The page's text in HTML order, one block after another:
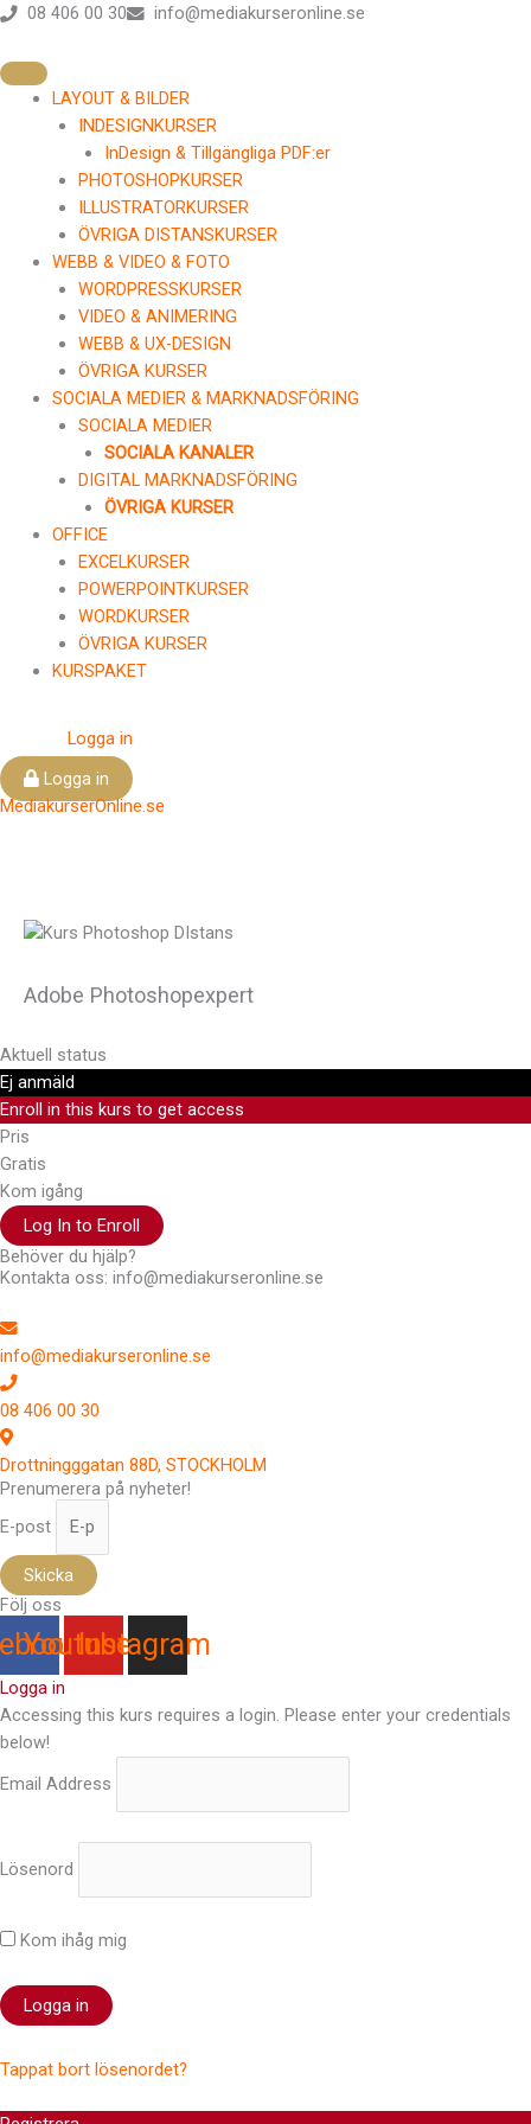
Hoppa
innehåll
08 406 00 30 info@mediakurseronline.se
LAYOUT & BILDER
INDESIGNKURSER
InDesign & Tillgängliga PDF:er
PHOTOSHOPKURSER
ILLUSTRATORKURSER
ÖVRIGA DISTANSKURSER
WEBB & VIDEO & FOTO
WORDPRESSKURSER
VIDEO & ANIMERING
WEBB & UX-DESIGN
ÖVRIGA KURSER
SOCIALA MEDIER & MARKNADSFÖRING
SOCIALA MEDIER
SOCIALA KANALER
DIGITAL MARKNADSFÖRING
ÖVRIGA KURSER
OFFICE
EXCELKURSER
POWERPOINTKURSER
WORDKURSER
ÖVRIGA KURSER
KURSPAKET
Logga in
Logga in
MediakurserOnline.se
Adobe Photoshopexpert
Aktuell status
Ej anmäld
Enroll in this kurs to get access
Pris
Gratis
Kom igång
Log In to Enroll
Behöver du hjälp?
Kontakta oss: info@mediakurseronline.se
info@mediakurseronline.se
08 406 00 30
Drottningggatan 88D, STOCKHOLM
Prenumerera på nyheter!
E-post
Skicka
Följ oss
YoutubeInstagram
Logga in
Accessing this kurs requires a login. Please enter your credentials
below!
Email Address
Lösenord
Kom ihåg mig
Tappat bort lösenordet?